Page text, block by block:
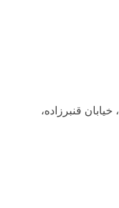
قنبرزاده،